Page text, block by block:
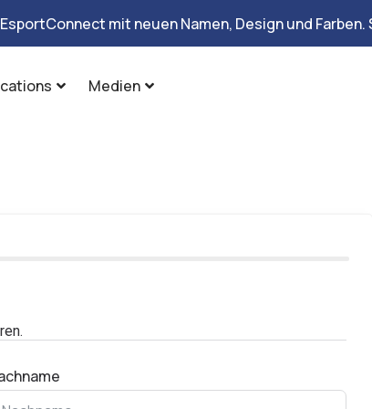
mit neuen Namen, Design und
Medien